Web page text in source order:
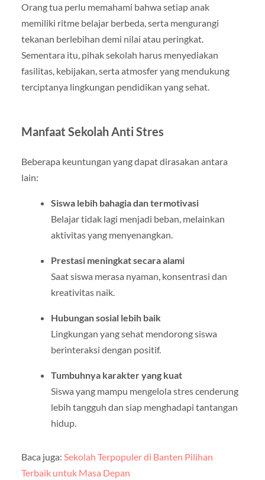
Orang tua perlu memahami bahwa setiap anak
memiliki ritme belajar berbeda, serta mengurangi
tekanan berlebihan demi nilai atau peringkat.
Sementara itu, pihak sekolah harus menyediakan
fasilitas, kebijakan, serta atmosfer yang mendukung
terciptanya lingkungan pendidikan yang sehat.
Manfaat Sekolah Anti Stres
Beberapa keuntungan yang dapat dirasakan antara
lain:
Siswa lebih bahagia dan termotivasi
Belajar tidak lagi menjadi beban, melainkan
aktivitas yang menyenangkan.
Prestasi meningkat secara alami
Saat siswa merasa nyaman, konsentrasi dan
kreativitas naik.
Hubungan sosial lebih baik
Lingkungan yang sehat mendorong siswa
berinteraksi dengan positif.
Tumbuhnya karakter yang kuat
Siswa yang mampu mengelola stres cenderung
lebih tangguh dan siap menghadapi tantangan
hidup.
Baca juga: Sekolah Terpopuler di Banten Pilihan
Terbaik untuk Masa Depan